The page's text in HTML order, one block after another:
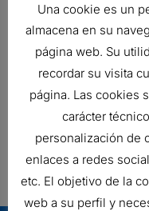
FILTRO
FILTRO DE
G090220
Una cookie es un
almacena en su
página web. Su
recordar su visita
página. Las cookies
carácter
personalización de
enlaces a redes
etc. El objetivo de la
web a su perfil y